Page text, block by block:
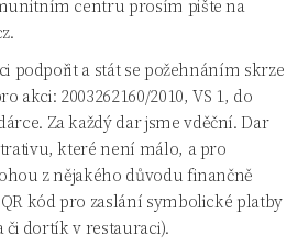
centru prosím pište na
podpořit a stát se požehnáním skrze
akci: 2003262160/2010, VS 1, do
Za každý dar jsme vděční. Dar
které není málo, a pro
z nějakého důvodu finančně
kód pro zaslání symbolické platby
či dortík v restauraci).